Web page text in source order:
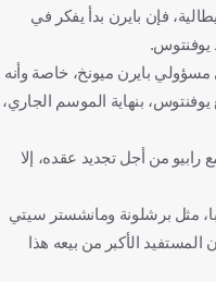
فإن بايرن بدأ يفكر في
يوفنتوس.
مسؤولي بايرن ميونخ، خاصة وأنه
بنهاية الموسم الجاري،
من أجل تجديد عقده، إلا
من عمالقة أوروبا، مثل برشلونة ومانشستر سيتي
الأكبر من بيعه هذا